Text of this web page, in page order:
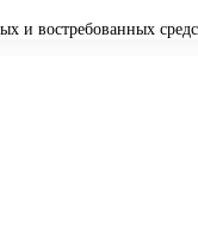
и востребованных